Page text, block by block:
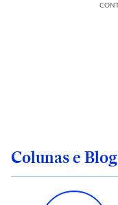
Colunas e